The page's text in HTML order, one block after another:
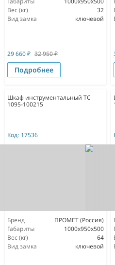
Вес (кг)
32
Вид замка
ключевой
29 660₽ 32 950₽
Подробнее
Шкаф инструментальный ТС
1095-100215
Код: 17536
Бренд
ПРОМЕТ (Россия)
Габариты
1000x950x500
Вес (кг)
64
Вид замка
ключевой